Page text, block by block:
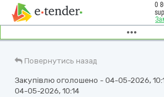
0
Повернутись назад
Закупівлю оголошено - 04-05-2026,
04-05-2026, 10:14